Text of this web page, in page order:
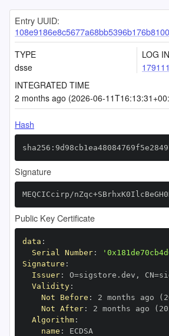
Entry UUID:
TYPE
dsse
LOG
INTEGRATED TIME
2 months ago (2026-06-
Hash
Signature
MEQCICcirp/
Public Key Certificate
data :
Serial Number:
Signature :
Issuer: O=sigstore.dev ,
Validity:
Not Before : 2 months ago
Not After: 2 months ago
Algorithm:
name :